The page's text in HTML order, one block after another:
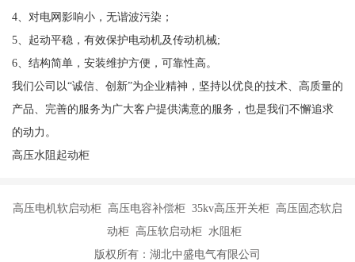
4、对电网影响小，无谐波污染；
5、起动平稳，有效保护电动机及传动机械;
6、结构简单，安装维护方便，可靠性高。
我们公司以“诚信、创新”为企业精神，坚持以优良的技术、高质量的
产品、完善的服务为广大客户提供满意的服务，也是我们不懈追求
的动力。
高压水阻起动柜
高压电机软启动柜 高压电容补偿柜 35kv高压开关柜 高压固态软启
动柜 高压软启动柜 水阻柜
版权所有：湖北中盛电气有限公司